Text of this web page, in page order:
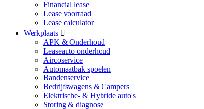
Financial lease
Lease voorraad
Lease calculator
Werkplaats
APK & Onderhoud
Leaseauto onderhoud
Aircoservice
Automaatbak spoelen
Bandenservice
Bedrijfswagens & Campers
Elektrische- & Hybride auto's
Storing & diagnose